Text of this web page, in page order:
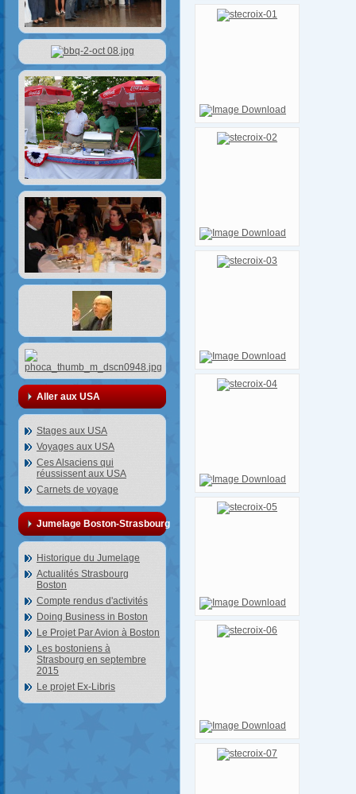
Aller aux USA
Stages aux USA
Voyages aux USA
Ces Alsaciens qui
réussissent aux USA
Carnets de voyage
Jumelage Boston-Strasbourg
Historique du Jumelage
Actualités Strasbourg
Boston
Compte rendus d'activités
Doing Business in Boston
Le Projet Par Avion à Boston
Les bostoniens à
Strasbourg en septembre
2015
Le projet Ex-Libris